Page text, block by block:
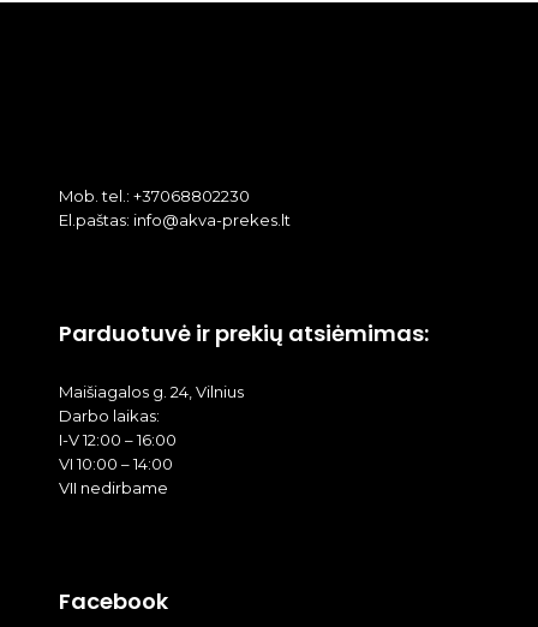
Mob. tel.: +37068802230
El.paštas: info@akva-prekes.lt
Parduotuvė ir prekių atsiėmimas:
Maišiagalos g. 24, Vilnius
Darbo laikas:
I-V 12:00 – 16:00
VI 10:00 – 14:00
VII nedirbame
Facebook